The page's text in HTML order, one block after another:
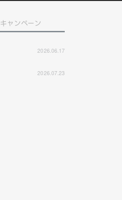
キャンペーン
2026.06.17
2026.07.23